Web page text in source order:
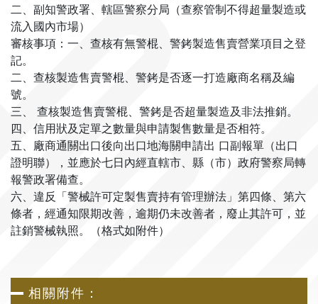
二、副知警政署、轄區警察分局（查察管制不得超量製造或
流入國內市場）
審核事項：一、查核有無警棍、警銬製造售賣營業項目之登
記。
二、查核製造售賣警棍、警銬是否逐一打造廠商名稱及編
號。
三、 查核製造售賣警棍、警銬是否超量製造及非法推銷。
四、信用狀及定單之數量與申請製售數量是否相符。
五、廠商通關出口後向出口地海關申請出 口副報單（出口
證明聯），並應於七日內經直轄市、縣（市）政府警察局轉
報警政署備查。
六、違反「警械許可定製售賣持有管理辦法」第四條、第六
條者，經通知限期改善，逾期仍未改善者，廢止其許可，並
註銷警械執照。（格式如附件）
相關附件：